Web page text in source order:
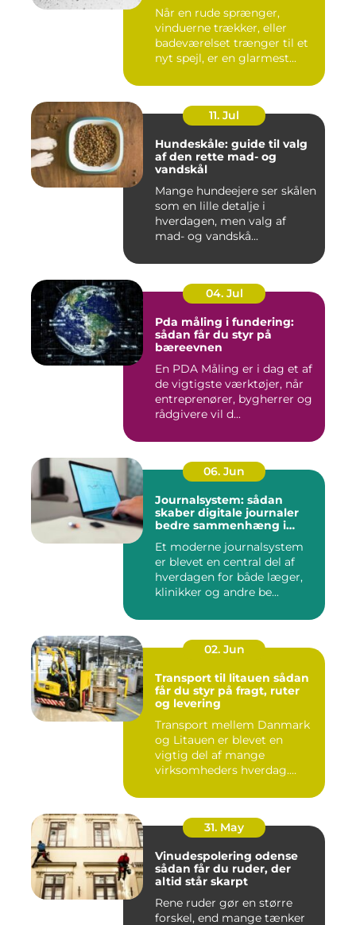
Når en rude sprænger,
vinduerne trækker, eller
badeværelset trænger til et
nyt spejl, er en glarmest...
11. Jul
Hundeskåle: guide til valg
af den rette mad- og
vandskål
Mange hundeejere ser skålen
som en lille detalje i
hverdagen, men valg af
mad- og vandskå...
04. Jul
Pda måling i fundering:
sådan får du styr på
bæreevnen
En PDA Måling er i dag et af
de vigtigste værktøjer, når
entreprenører, bygherrer og
rådgivere vil d...
06. Jun
Journalsystem: sådan
skaber digitale journaler
bedre sammenhæng i
Et moderne journalsystem
er blevet en central del af
hverdagen for både læger,
klinikker og andre be...
02. Jun
Transport til litauen sådan
får du styr på fragt, ruter
og levering
Transport mellem Danmark
og Litauen er blevet en
vigtig del af mange
virksomheders hverdag.
31. May
Vinudespolering odense
sådan får du ruder, der
altid står skarpt
Rene ruder gør en større
forskel, end mange tænker